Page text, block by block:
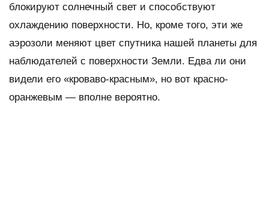
блокируют солнечный свет и способствуют
охлаждению поверхности. Но, кроме того, эти же
аэрозоли меняют цвет спутника нашей планеты для
наблюдателей с поверхности Земли. Едва ли они
видели его «кроваво-красным», но вот красно-
оранжевым — вполне вероятно.